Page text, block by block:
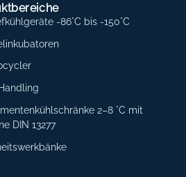
-86°C bis -150°C
2–8 °C mit
DIN 13277